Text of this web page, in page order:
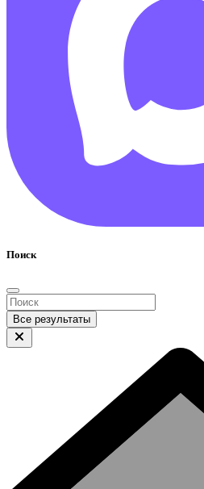
Поиск
Все результаты